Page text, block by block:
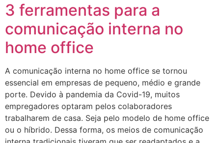
3 ferramentas para a
comunicação interna no
home office
A comunicação interna no home office se tornou
essencial em empresas de pequeno, médio e grande
porte. Devido à pandemia da Covid-19, muitos
empregadores optaram pelos colaboradores
trabalharem de casa. Seja pelo modelo de home office
ou o híbrido. Dessa forma, os meios de comunicação